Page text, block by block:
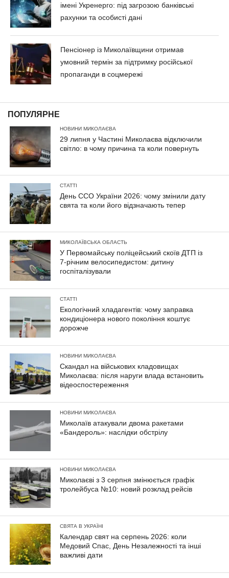
імені Укренерго: під загрозою банківські
рахунки та особисті дані
Пенсіонер із Миколаївщини отримав
умовний термін за підтримку російської
пропаганди в соцмережі
ПОПУЛЯРНЕ
НОВИНИ МИКОЛАЄВА
29 липня у Частині Миколаєва відключили
світло: в чому причина та коли повернуть
СТАТТІ
День ССО України 2026: чому змінили дату
свята та коли його відзначають тепер
МИКОЛАЇВСЬКА ОБЛАСТЬ
У Первомайську поліцейський скоїв ДТП із
7-річним велосипедистом: дитину
госпіталізували
СТАТТІ
Екологічний хладагентів: чому заправка
кондиціонера нового покоління коштує
дорожче
НОВИНИ МИКОЛАЄВА
Скандал на військових кладовищах
Миколаєва: після наруги влада встановить
відеоспостереження
НОВИНИ МИКОЛАЄВА
Миколаїв атакували двома ракетами
«Бандероль»: наслідки обстрілу
НОВИНИ МИКОЛАЄВА
Миколаєві з 3 серпня змінюється графік
тролейбуса №10: новий розклад рейсів
СВЯТА В УКРАЇНІ
Календар свят на серпень 2026: коли
Медовий Спас, День Незалежності та інші
важливі дати